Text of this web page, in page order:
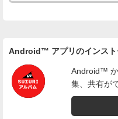
Android™ アプリのインスト
Android™ か
集、共有が